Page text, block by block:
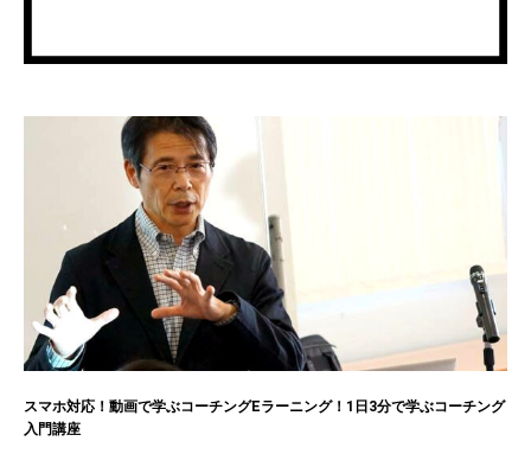
スマホ対応！動画で学ぶコーチングEラーニング！1日3分で学ぶコーチング
入門講座